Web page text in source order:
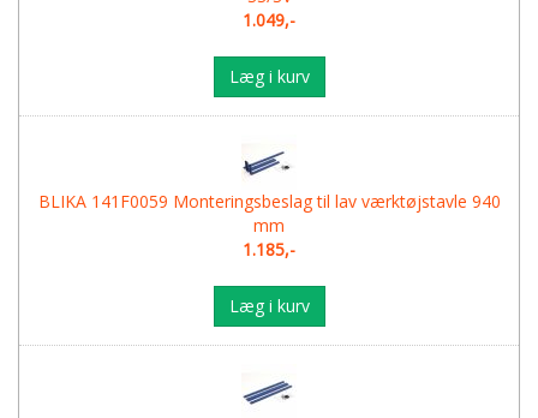
1.049,-
Læg i kurv
BLIKA 141F0059 Monteringsbeslag til lav værktøjstavle 940
mm
1.185,-
Læg i kurv